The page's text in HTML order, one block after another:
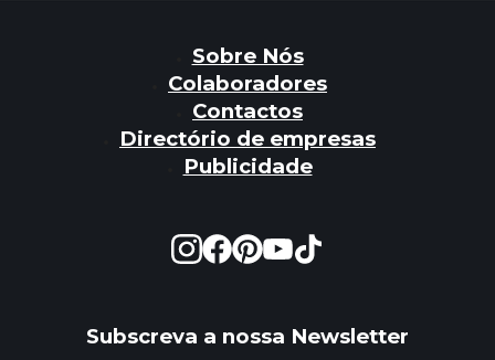
Sobre Nós
Colaboradores
Contactos
Directório de empresas
Publicidade
Subscreva a nossa Newsletter